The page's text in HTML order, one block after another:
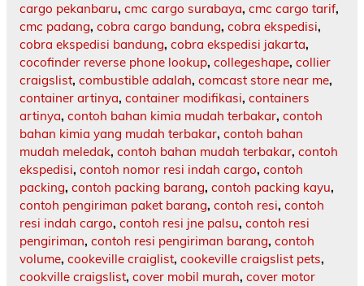
cargo pekanbaru, cmc cargo surabaya, cmc cargo tarif,
cmc padang, cobra cargo bandung, cobra ekspedisi,
cobra ekspedisi bandung, cobra ekspedisi jakarta,
cocofinder reverse phone lookup, collegeshape, collier
craigslist, combustible adalah, comcast store near me,
container artinya, container modifikasi, containers
artinya, contoh bahan kimia mudah terbakar, contoh
bahan kimia yang mudah terbakar, contoh bahan
mudah meledak, contoh bahan mudah terbakar, contoh
ekspedisi, contoh nomor resi indah cargo, contoh
packing, contoh packing barang, contoh packing kayu,
contoh pengiriman paket barang, contoh resi, contoh
resi indah cargo, contoh resi jne palsu, contoh resi
pengiriman, contoh resi pengiriman barang, contoh
volume, cookeville craiglist, cookeville craigslist pets,
cookville craigslist, cover mobil murah, cover motor